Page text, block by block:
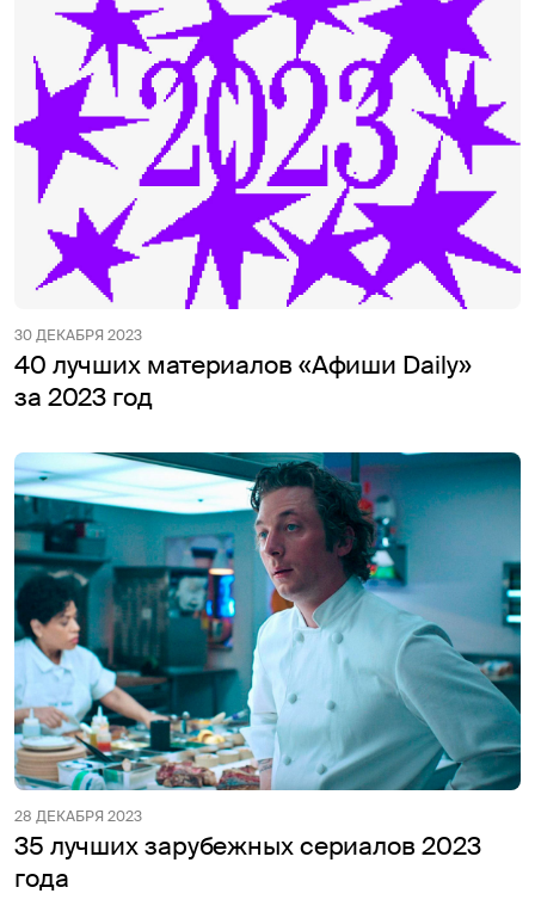
30 ДЕКАБРЯ 2023
40 лучших материалов «Афиши Daily»
за 2023 год
28 ДЕКАБРЯ 2023
35 лучших зарубежных сериалов 2023
года